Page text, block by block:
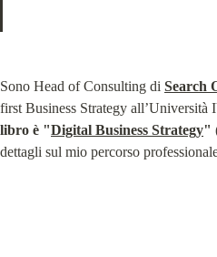
Sono Head of Consulting di Search
first Business Strategy
libro è "Digital Business Strategy"
dettagli sul mio percorso